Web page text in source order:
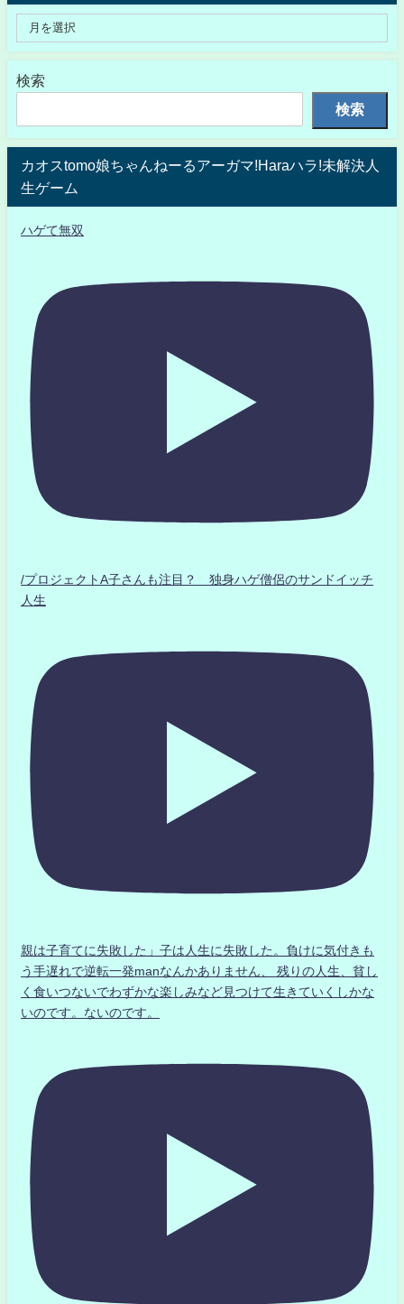
検索
検索
カオスtomo娘ちゃんねーるアーガマ!Haraハラ!未解決人
生ゲーム
ハゲて無双
/プロジェクトA子さんも注目？ 独身ハゲ僧侶のサンドイッチ
人生
親は子育てに失敗した」子は人生に失敗した。負けに気付きも
う手遅れで逆転一発manなんかありません、 残りの人生、貧し
く食いつないでわずかな楽しみなど見つけて生きていくしかな
いのです。ないのです。